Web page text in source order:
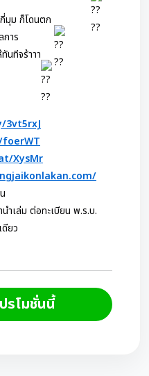
มุม ก็โดนตก
การ
นทีจร้าาา
XysMr
ำเล่ม ต่อทะเบียน พ.ร.บ.
ยว
รโมชั่นนี้